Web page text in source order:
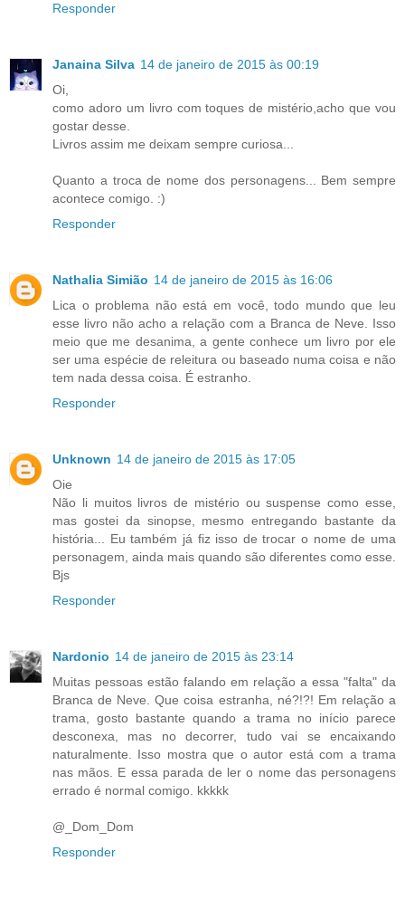
Responder
Janaina Silva 14 de janeiro de 2015 às 00:19
Oi,
como adoro um livro com toques de mistério,acho que vou
gostar desse.
Livros assim me deixam sempre curiosa...
Quanto a troca de nome dos personagens... Bem sempre
acontece comigo. :)
Responder
Nathalia Simião 14 de janeiro de 2015 às 16:06
Lica o problema não está em você, todo mundo que leu
esse livro não acho a relação com a Branca de Neve. Isso
meio que me desanima, a gente conhece um livro por ele
ser uma espécie de releitura ou baseado numa coisa e não
tem nada dessa coisa. É estranho.
Responder
Unknown 14 de janeiro de 2015 às 17:05
Oie
Não li muitos livros de mistério ou suspense como esse,
mas gostei da sinopse, mesmo entregando bastante da
história... Eu também já fiz isso de trocar o nome de uma
personagem, ainda mais quando são diferentes como esse.
Bjs
Responder
Nardonio 14 de janeiro de 2015 às 23:14
Muitas pessoas estão falando em relação a essa "falta" da
Branca de Neve. Que coisa estranha, né?!?! Em relação a
trama, gosto bastante quando a trama no início parece
desconexa, mas no decorrer, tudo vai se encaixando
naturalmente. Isso mostra que o autor está com a trama
nas mãos. E essa parada de ler o nome das personagens
errado é normal comigo. kkkkk
@_Dom_Dom
Responder